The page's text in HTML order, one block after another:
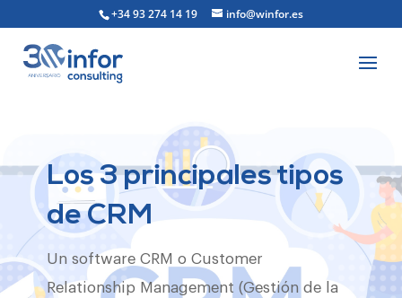
+34 93 274 14 19 info@winfor.es
Los 3 principales tipos
de CRM
Un software CRM o Customer
Relationship Management (Gestión de la